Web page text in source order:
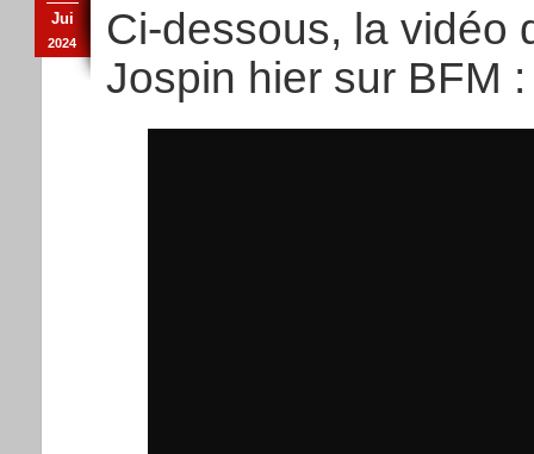
Jui
2024
Ci-dessous, la vidéo
Jospin hier sur BFM :